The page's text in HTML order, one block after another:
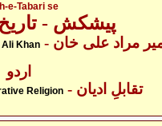
e-Tabari se
پیشکش -
Ali Khan میر مراد علی خان
Religion - تقابلِ ادیان